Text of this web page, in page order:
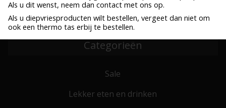
Als u dit wenst, neem dan contact met ons op.
Als u diepvriesproducten wilt bestellen, vergeet dan niet om
ook een thermo tas erbij te bestellen.
Bestel voor 10:00, zelfde werkdag verzonden
Verzenden al vanaf € 6,25
Categorieën
Sale
Lekker eten en drinken